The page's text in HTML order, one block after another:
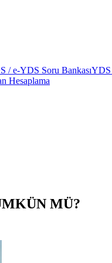
/ e-YDS Soru BankasıYDS
Hesaplama
MÜ?